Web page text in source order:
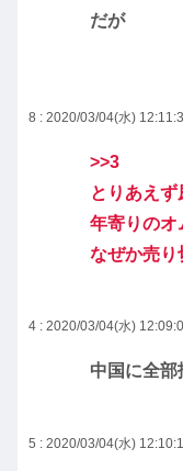
だが
8 : 2020/03/04(水)
>>3
とりあえず
年寄りのオ
なぜか売り
4 : 2020/03/04(水)
中国に全
5 : 2020/03/04(水)